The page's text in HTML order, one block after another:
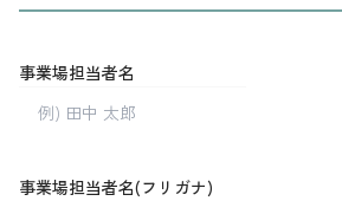
事業場担当者名
事業場担当者名(フリガナ)